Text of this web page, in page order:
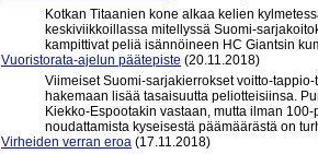
Kotkan Titaanien kone alkaa kelien
keskiviikkoillassa mitellyssä Suomi-
kampittivat peliä isännöineen HC Giantsin
Vuoristorata-ajelun päätepiste (20.11.2018)
Viimeiset Suomi-sarjakierrokset voitto-
hakemaan lisää tasaisuutta peliotteisiinsa.
Kiekko-Espootakin vastaan, mutta ilman
noudattamista kyseisestä päämäärästä on
Virheiden verran eroa (17.11.2018)